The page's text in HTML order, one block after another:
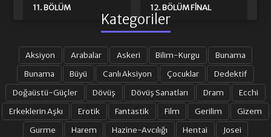
11. BÖLÜM 12. BÖLÜM FINAL
Kategoriler
Aksiyon Arabalar Askeri Bilim-Kurgu
Bunama
Bunama
Büyü Canlı Aksiyon Çocuklar
Dedektif
Doğaüstü-Güçler
Dövüş Dövüş Sanatları Dram
Ecchi
Erkeklerin Aşkı
Erotik Fantastik Film Gerilim
Gizem
Gurme
Harem Hazine-Avcılığı Hentai Josei